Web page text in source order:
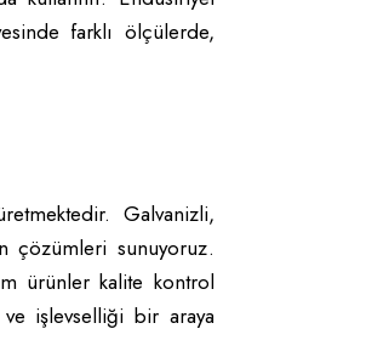
farklı ölçülerde,
Galvanizli,
çözümleri sunuyoruz.
ürünler kalite kontrol
işlevselliği bir araya